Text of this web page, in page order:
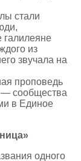
стали
галилеяне
из
звучала на
проповедь
— сообщества
в Единое
одного